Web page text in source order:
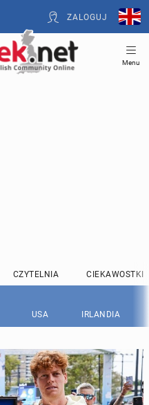
ZALOGUJ
Menu
CZYTELNIA CIEKAWOSTKI
USA IRLANDIA